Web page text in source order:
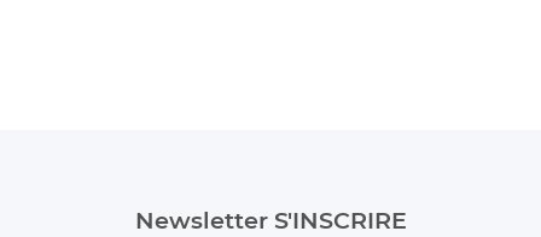
Newsletter S'INSCRIRE